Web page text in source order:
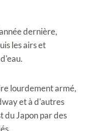
dernière,
les airs et
lourdement armé,
et à d'autres
du Japon par des